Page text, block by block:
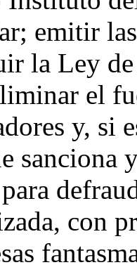
emitir
la Ley
el
y, si
sanciona
con